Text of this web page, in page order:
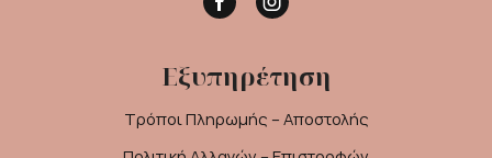
FacebookInstagram
Εξυπηρέτηση
Τρόποι Πληρωμής – Αποστολής